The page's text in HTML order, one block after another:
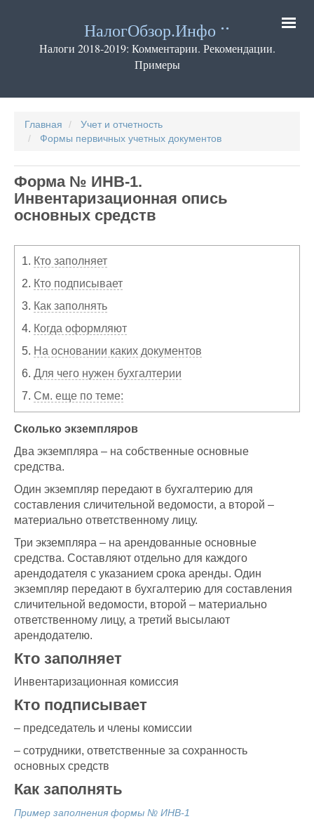
содержанию
НалогОбзор.Инфо
Налоги 2018-2019: Комментарии. Рекомендации.
Примеры
Главная
Учет и отчетность
Формы первичных учетных документов
Форма № ИНВ-1.
Инвентаризационная опись
основных средств
1. Кто заполняет
2. Кто подписывает
3. Как заполнять
4. Когда оформляют
5. На основании каких документов
6. Для чего нужен бухгалтерии
7. См. еще по теме:
Сколько экземпляров
Два экземпляра – на собственные основные
средства.
Один экземпляр передают в бухгалтерию для
составления сличительной ведомости, а второй –
материально ответственному лицу.
Три экземпляра – на арендованные основные
средства. Составляют отдельно для каждого
арендодателя с указанием срока аренды. Один
экземпляр передают в бухгалтерию для составления
сличительной ведомости, второй – материально
ответственному лицу, а третий высылают
арендодателю.
Кто заполняет
Инвентаризационная комиссия
Кто подписывает
– председатель и члены комиссии
– сотрудники, ответственные за сохранность
основных средств
Как заполнять
Пример заполнения формы № ИНВ-1